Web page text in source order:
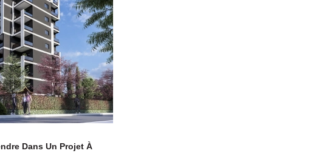
Dans Un Projet À